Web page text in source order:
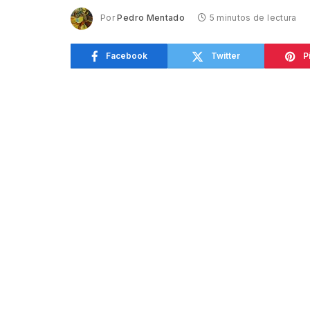
Por Pedro Mentado 5 minutos de lectura
Facebook Twitter